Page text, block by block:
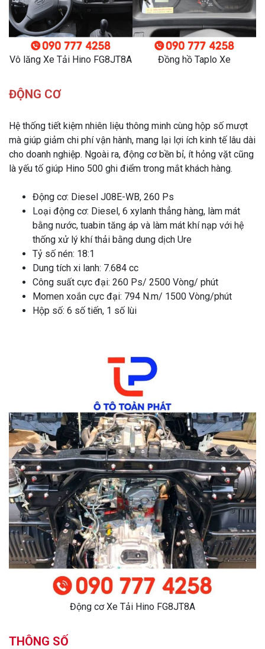
Vô lăng Xe Tải Hino FG8JT8A Đồng hồ Taplo Xe
ĐỘNG CƠ
Hệ thống tiết kiệm nhiên liệu thông minh cùng hộp số mượt
mà giúp giảm chi phí vận hành, mang lại lợi ích kinh tế lâu dài
cho doanh nghiệp. Ngoài ra, động cơ bền bỉ, ít hỏng vặt cũng
là yếu tố giúp Hino 500 ghi điểm trong mắt khách hàng.
Động cơ: Diesel J08E-WB, 260 Ps
Loại động cơ: Diesel, 6 xylanh thẳng hàng, làm mát
bằng nước, tuabin tăng áp và làm mát khí nạp với hệ
thống xử lý khí thải bằng dung dịch Ure
Tỷ số nén: 18:1
Dung tích xi lanh: 7.684 cc
Công suất cực đại: 260 Ps/ 2500 Vòng/ phút
Momen xoắn cực đại: 794 N.m/ 1500 Vòng/phút
Hộp số: 6 số tiến, 1 số lùi
Động cơ Xe Tải Hino FG8JT8A
THÔNG SỐ